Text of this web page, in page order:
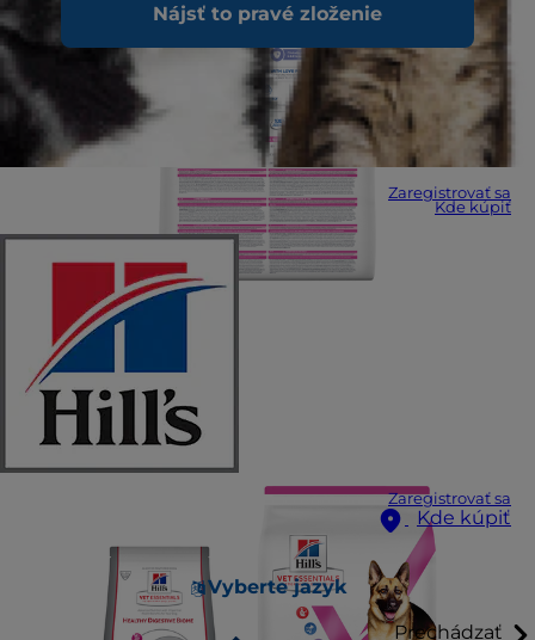
Nájsť to pravé zloženie
Zaregistrovať sa
Kde kúpiť
Zaregistrovať sa
Kde kúpiť
Vyberte jazyk
Prechádzať